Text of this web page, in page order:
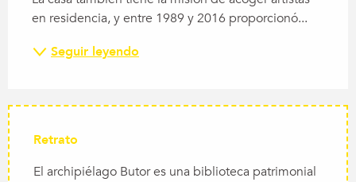
en residencia, y entre 1989 y 2016 proporcionó...
Seguir leyendo
Retrato
El archipiélago Butor es una biblioteca patrimonial